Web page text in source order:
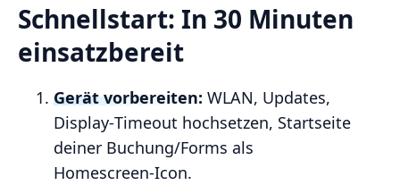
Schnellstart: In 30 Minuten
einsatzbereit
Gerät vorbereiten: WLAN, Updates,
Display‑Timeout hochsetzen, Startseite
deiner Buchung/Forms als
Homescreen‑Icon.